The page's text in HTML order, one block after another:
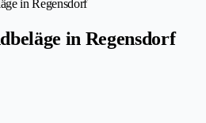
in Regensdorf
in Regensdorf